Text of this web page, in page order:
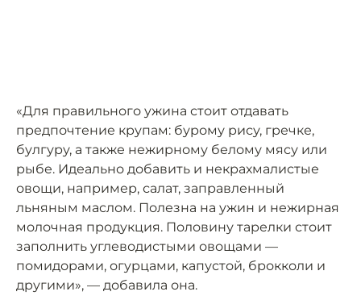
«Для правильного ужина стоит отдавать
предпочтение крупам: бурому рису, гречке,
булгуру, а также нежирному белому мясу или
рыбе. Идеально добавить и некрахмалистые
овощи, например, салат, заправленный
льняным маслом. Полезна на ужин и нежирная
молочная продукция. Половину тарелки стоит
заполнить углеводистыми овощами —
помидорами, огурцами, капустой, брокколи и
другими», — добавила она.